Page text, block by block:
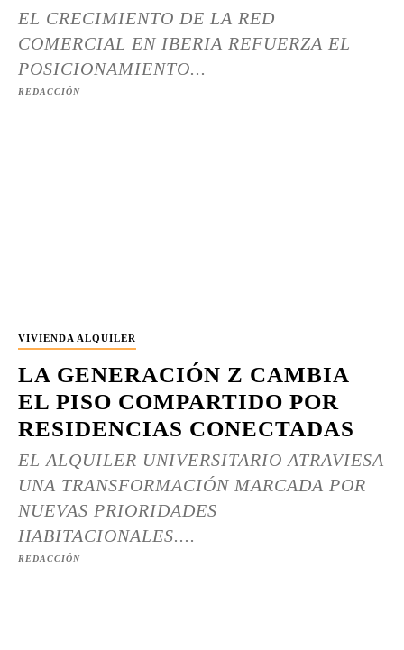
EL CRECIMIENTO DE LA RED
COMERCIAL EN IBERIA REFUERZA EL
POSICIONAMIENTO...
REDACCIÓN
VIVIENDA ALQUILER
LA GENERACIÓN Z CAMBIA
EL PISO COMPARTIDO POR
RESIDENCIAS CONECTADAS
EL ALQUILER UNIVERSITARIO ATRAVIESA
UNA TRANSFORMACIÓN MARCADA POR
NUEVAS PRIORIDADES
HABITACIONALES....
REDACCIÓN